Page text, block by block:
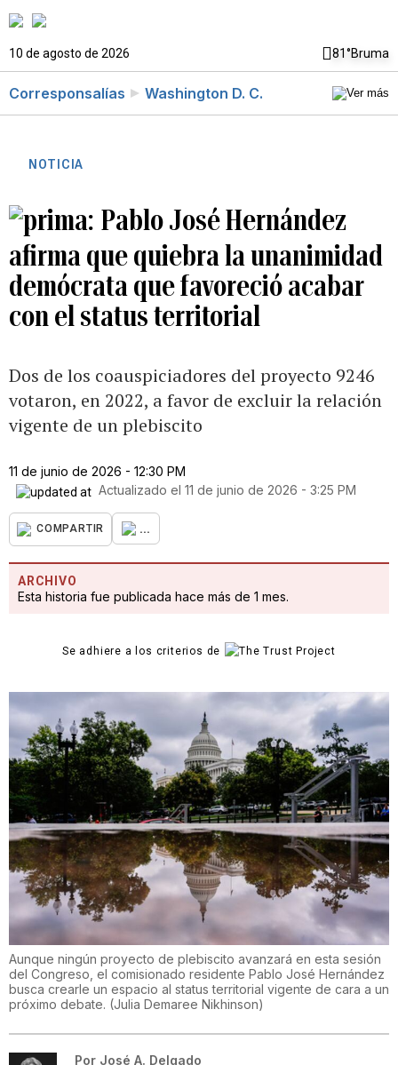
10 de agosto de 2026 81°Bruma
Corresponsalías Washington D. C.
NOTICIA
Pablo José Hernández
afirma que quiebra la unanimidad
demócrata que favoreció acabar
con el status territorial
Dos de los coauspiciadores del proyecto 9246
votaron, en 2022, a favor de excluir la relación
vigente de un plebiscito
11 de junio de 2026 - 12:30 PM
Actualizado el 11 de junio de 2026 - 3:25 PM
COMPARTIR ...
ARCHIVO
Esta historia fue publicada hace más de 1 mes.
Se adhiere a los criterios de
Aunque ningún proyecto de plebiscito avanzará en esta sesión
del Congreso, el comisionado residente Pablo José Hernández
busca crearle un espacio al status territorial vigente de cara a un
próximo debate. (Julia Demaree Nikhinson)
Por José A. Delgado